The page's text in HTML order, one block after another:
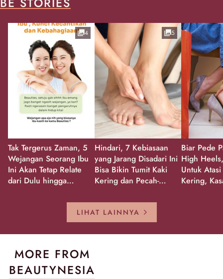
Tak Tergerus Zaman, 5
Wejangan Seorang Ibu
Ini Akan Tetap Relate
dari Dulu hingga
4
Hindari, 7 Kebiasaan
yang Jarang Disadari Ini
Bisa Bikin Tumit Kaki
Kering dan Pecah-
5
Biar Pede
High
Untuk
Kering,
LIHAT LAINNYA
MORE FROM
BEAUTYNESIA